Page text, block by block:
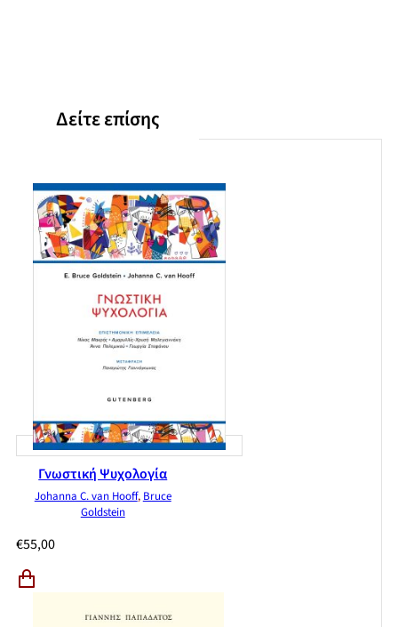
Δείτε επίσης
Γνωστική Ψυχολογία
Johanna C. van Hooff, Bruce
Goldstein
€55,00